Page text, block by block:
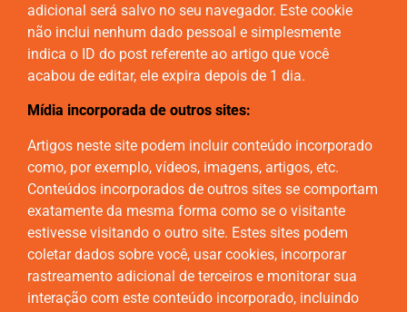
adicional será salvo no seu navegador. Este cookie
não inclui nenhum dado pessoal e simplesmente
indica o ID do post referente ao artigo que você
acabou de editar, ele expira depois de 1 dia.
Mídia incorporada de outros sites:
Artigos neste site podem incluir conteúdo incorporado
como, por exemplo, vídeos, imagens, artigos, etc.
Conteúdos incorporados de outros sites se comportam
exatamente da mesma forma como se o visitante
estivesse visitando o outro site. Estes sites podem
coletar dados sobre você, usar cookies, incorporar
rastreamento adicional de terceiros e monitorar sua
interação com este conteúdo incorporado, incluindo